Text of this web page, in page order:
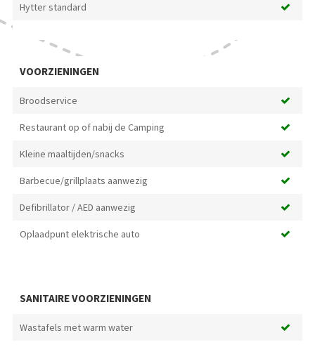
Hytter standard
VOORZIENINGEN
Broodservice
Restaurant op of nabij de Camping
Kleine maaltijden/snacks
Barbecue/grillplaats aanwezig
Defibrillator / AED aanwezig
Oplaadpunt elektrische auto
SANITAIRE VOORZIENINGEN
Wastafels met warm water